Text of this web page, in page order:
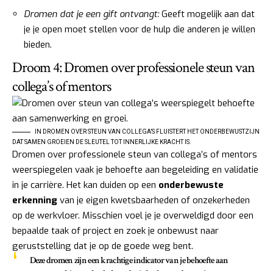
Dromen dat je een gift ontvangt:Geeft mogelijk aan dat
je je open moet stellen voor de hulp die anderen je willen
bieden.
Droom 4: Dromen over professionele steun van
collega’s of mentors
IN DROMEN OVER STEUN VAN COLLEGA’S FLUISTERT HET ONDERBEWUSTZIJN
DAT SAMEN GROEIEN DE SLEUTEL TOT INNERLIJKE KRACHT IS.
Dromen over professionele steun van collega’s of mentors
weerspiegelen vaak je behoefte aan begeleiding en validatie
in je carrière. Het kan duiden op een onderbewuste
erkenning van je eigen kwetsbaarheden of onzekerheden
op de werkvloer. Misschien voel je je overweldigd door een
bepaalde taak of project en zoek je onbewust naar
geruststelling dat je op de goede weg bent.
Deze dromen zijn een krachtige indicator van je behoefte aan